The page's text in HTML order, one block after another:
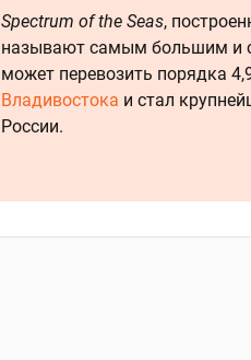
Spectrum of the Seas,
называют самым большим и
может перевозить порядка
Владивостока и стал
России.